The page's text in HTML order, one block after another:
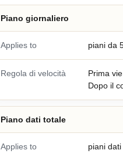
El Salvador
Piano giornaliero
Applies to piani da
Regola di velocità
Prima
Dopo il
Piano dati totale
Applies to piani